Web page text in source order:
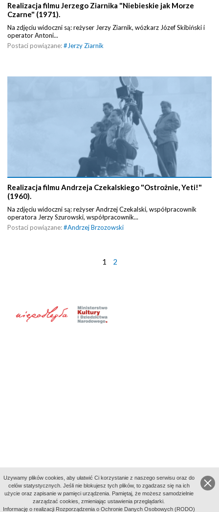
Realizacja filmu Jerzego Ziarnika "Niebieskie jak Morze
Czarne" (1971).
Na zdjęciu widoczni są: reżyser Jerzy Ziarnik, wózkarz Józef Skibiński i
operator Antoni...
Postaci powiązane:# Jerzy Ziarnik
Realizacja filmu Andrzeja Czekalskiego "Ostrożnie, Yeti!"
(1960).
Na zdjęciu widoczni są: reżyser Andrzej Czekalski, współpracownik
operatora Jerzy Szurowski, współpracownik...
Postaci powiązane:#Andrzej Brzozowski
1 2
Uzywamy plików cookies, aby ułatwić Ci korzystanie z naszego serwisu oraz do
celów statystycznych. Jeśli nie blokujesz tych plików, to zgadzasz się na ich
użycie oraz zapisanie w pamięci urządzenia. Pamiętaj, że możesz samodzielnie
zarządzać cookies, zmieniając ustawienia przeglądarki.
Informację o realizacji Rozporządzenia o Ochronie Danych Osobowych (RODO)